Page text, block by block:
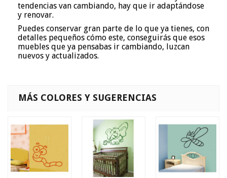
tendencias van cambiando, hay que ir adaptándose
y renovar.
Puedes conservar gran parte de lo que ya tienes, con
detalles pequeños cómo este, conseguirás que esos
muebles que ya pensabas ir cambiando, luzcan
nuevos y actualizados.
MÁS COLORES Y SUGERENCIAS